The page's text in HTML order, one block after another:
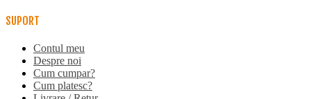
SUPORT
Contul meu
Despre noi
Cum cumpar?
Cum platesc?